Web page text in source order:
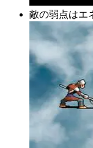
敵の弱点はエ